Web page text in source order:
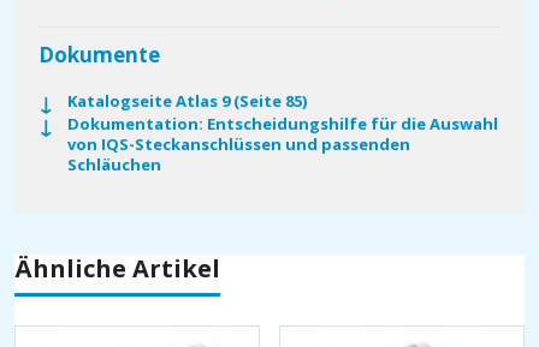
Dokumente
Katalogseite Atlas 9 (Seite 85)
Dokumentation: Entscheidungshilfe für die Auswahl
von IQS-Steckanschlüssen und passenden
Schläuchen
Ähnliche Artikel